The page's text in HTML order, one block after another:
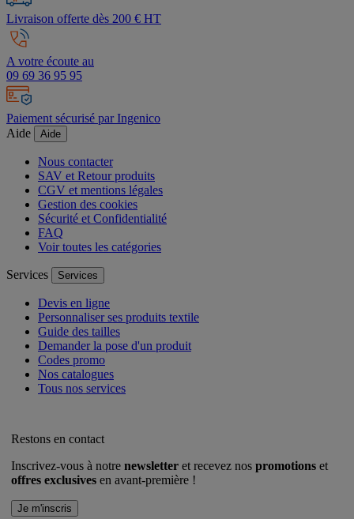
Livraison offerte dès 200 € HT
A votre écoute au
09 69 36 95 95
Paiement sécurisé par Ingenico
Aide
Aide
Nous contacter
SAV et Retour produits
CGV et mentions légales
Gestion des cookies
Sécurité et Confidentialité
FAQ
Voir toutes les catégories
Services Services
Devis en ligne
Personnaliser ses produits textile
Guide des tailles
Demander la pose d'un produit
Codes promo
Nos catalogues
Tous nos services
Restons en contact
Inscrivez-vous à notre newsletter et recevez nos promotions et
offres exclusives en avant-première !